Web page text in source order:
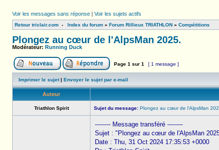
Voir les messages sans réponse | Voir les sujets actifs
Retour triclair.com - Index du forum » Forum Rillieux TRIATHLON » Compétitions
Plongez au cœur de l'AlpsMan 2025.
Modérateur: Running Duck
Page 1 sur 1 [ 1 message ]
Imprimer le sujet| Envoyer le sujet par e-mail
Auteur
Triathlon Spirit Sujet du message: Plongez au cœur de l'AlpsMan
-------- Message transféré --------
Sujet : "Plongez au cœur de l'AlpsMan
Date : Thu, 31 Oct 2024 17:35:53 +0000